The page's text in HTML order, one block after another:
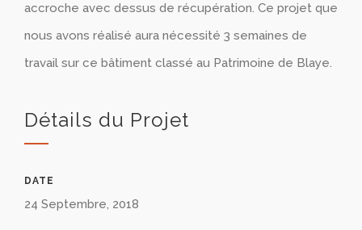
accroche avec dessus de récupération. Ce projet que
nous avons réalisé aura nécessité 3 semaines de
travail sur ce bâtiment classé au Patrimoine de Blaye.
Détails du Projet
DATE
24 Septembre, 2018